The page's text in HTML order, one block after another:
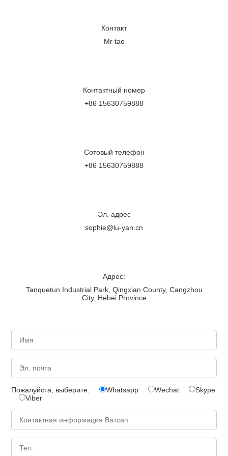
Контакт
Mr tao
Контактный номер
+86 15630759888
Сотовый телефон
+86 15630759888
Эл. адрес
sophie@lu-yan.cn
Адрес:
Tanquetun Industrial Park, Qingxian County, Cangzhou
City, Hebei Province
Пожалуйста, выберите: Whatsapp Wechat
Skype
Viber